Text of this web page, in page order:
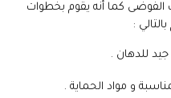
كما أنه يقوم بخطوات
:
للدهان .
و مواد الحماية .